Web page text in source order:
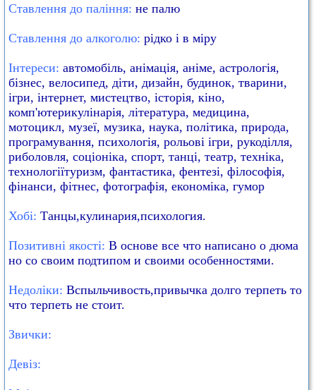
Ставлення до паління: не палю
Ставлення до алкоголю: рідко і в міру
Інтереси: автомобіль, анімація, аніме, астрологія,
бізнес, велосипед, діти, дизайн, будинок, тварини,
ігри, інтернет, мистецтво, історія, кіно,
комп'ютерикулінарія, література, медицина,
мотоцикл, музеї, музика, наука, політика, природа,
програмування, психологія, рольові ігри, рукоділля,
риболовля, соціоніка, спорт, танці, театр, техніка,
технологіїтуризм, фантастика, фентезі, філософія,
фінанси, фітнес, фотографія, економіка, гумор
Хобі: Танцы,кулинария,психология.
Позитивні якості: В основе все что написано о дюма
но со своим подтипом и своими особенностями.
Недоліки: Вспыльчивость,привычка долго терпеть то
что терпеть не стоит.
Звички:
Девіз: